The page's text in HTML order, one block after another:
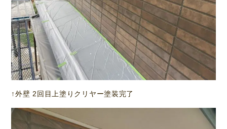
↑外壁 2回目上塗りクリヤー塗装完了